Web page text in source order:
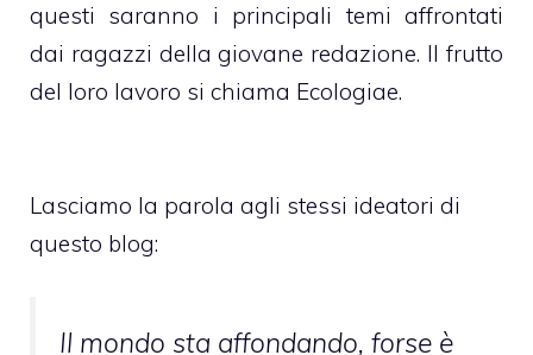
questi saranno i principali temi affrontati
dai ragazzi della giovane redazione. Il frutto
del loro lavoro si chiama Ecologiae.
Lasciamo la parola agli stessi ideatori di
questo blog:
Il mondo sta affondando, forse è